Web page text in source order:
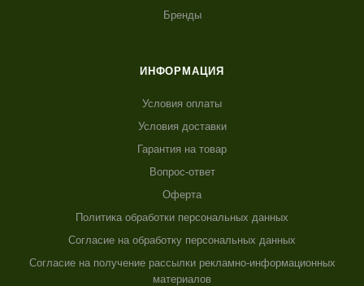
Бренды
ИНФОРМАЦИЯ
Условия оплаты
Условия доставки
Гарантия на товар
Вопрос-ответ
Оферта
Политика обработки персональных данных
Согласие на обработку персональных данных
Согласие на получение рассылки рекламно-информационных
материалов